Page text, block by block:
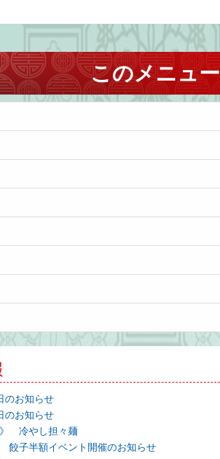
このメニュ
お知らせ
お知らせ
冷やし担々麺
餃子半額イベント開催のお知らせ